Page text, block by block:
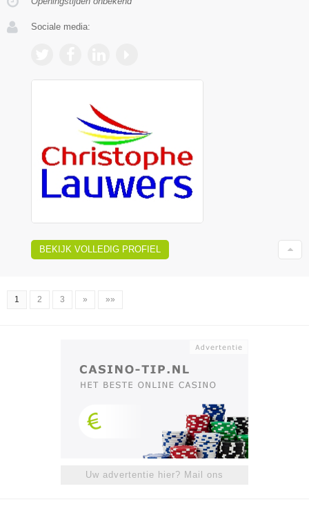
Sociale media:
BEKIJK VOLLEDIG PROFIEL
1 2 3 » »»
Uw advertentie hier? Mail ons